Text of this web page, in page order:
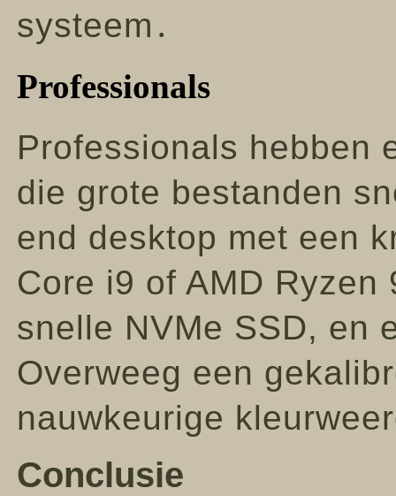
systeem․
Professionals
Professionals hebben
die grote bestanden
end desktop met een
Core i9 of AMD Ryzen
snelle NVMe SSD, en
Overweeg een
nauwkeurige
Conclusie